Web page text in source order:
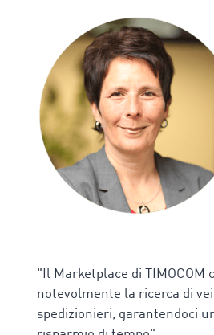
"Il Marketplace di TIMOCOM
notevolmente la ricerca di
spedizionieri, garantendoci